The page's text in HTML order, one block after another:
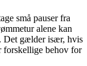
små pauser fra
alene kan
Det gælder især, hvis
forskellige behov for